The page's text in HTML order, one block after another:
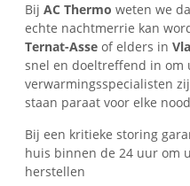
Bij AC Thermo weten we
echte nachtmerrie kan
Ternat-Asse of elders in
snel en doeltreffend in om
verwarmingsspecialisten
staan paraat voor elke
Bij een kritieke storing
huis binnen de 24 uur om
herstellen